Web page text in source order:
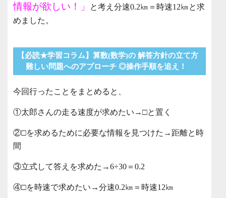
情報が欲しい！」
と考え分速0.2㎞＝時速12㎞と求
めました。
【必読★学習コラム】算数(数学)の 解答方針の立て方
難しい問題へのアプローチ ◎操作手順を追え！
今回行ったことをまとめると、
①太郎さんの走る速度が求めたい→□と置く
②□を求めるために必要な情報を見つけた→距離と時
間
③立式して答えを求めた→6÷30＝0.2
④□を時速で求めたい→分速0.2㎞＝時速12㎞